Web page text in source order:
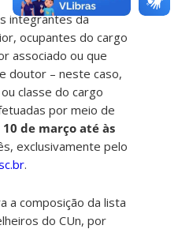
integrantes da
ocupantes docargo
associado ou que
doutor – neste caso,
classe do cargo
por meio de
10 de março até às
exclusivamente pelo
.
a composição da lista
do CUn, por